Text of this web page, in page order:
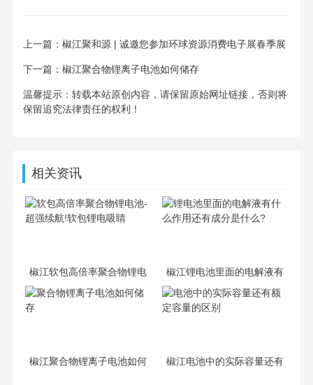
上一篇： 椒江聚和源 | 诚邀您参加环球资源消费电子展春季展
下一篇： 椒江聚合物锂离子电池如何储存
温馨提示：转载本站原创内容，请保留原始网址链接，否则将
保留追究法律责任的权利！
相关资讯
椒江软包高倍率聚合物锂电
池-超强续航!软包锂电吸睛
椒江锂电池里面的电解液有
什么作用还有成分是什么?
椒江聚合物锂离子电池如何 椒江电池中的实际容量还有